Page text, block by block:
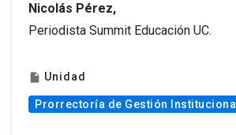
Nicolás Pérez,
Periodista Summit Educación UC.
insert_drive_file Unidad
Prorrectoría de Gestión Institucional